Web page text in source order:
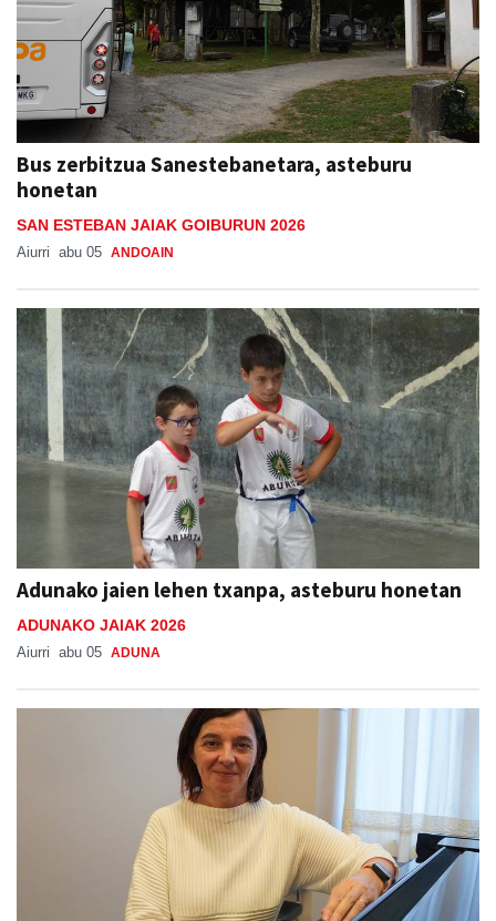
Bus zerbitzua Sanestebanetara, asteburu
honetan
SAN ESTEBAN JAIAK GOIBURUN 2026
Aiurri abu 05 ANDOAIN
Adunako jaien lehen txanpa, asteburu honetan
ADUNAKO JAIAK 2026
Aiurri abu 05 ADUNA